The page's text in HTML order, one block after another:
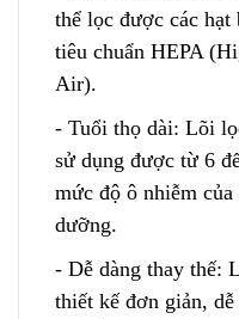
thể lọc được các
tiêu chuẩn HEPA
Air).
- Tuổi thọ dài: Lõi
sử dụng được từ 6
mức độ ô nhiễm
dưỡng.
- Dễ dàng thay thế:
thiết kế đơn giản, dễ